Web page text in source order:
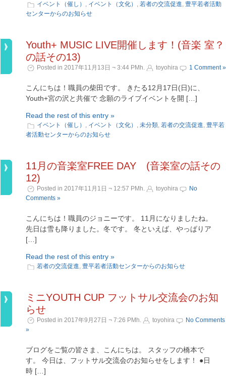
イベント（催し） , イベント（文化） , 若者の交流促進, 豊平若者活動
センターからのお知らせ
Youth+ MUSIC LIVE開催します！(音楽 室？
の話その13)
Posted in 2017年11月13日 ¬ 3:44 PMh. toyohira 1 Comment »
こんにちは！職員の柴田です。 きたる12月17日(日)に、
Youth+宮の沢と共催で 念願のライブイベントを開 […]
Read the rest of this entry »
イベント（催し） , イベント（文化） , 未分類, 若者の交流促進, 豊平若
者活動センターからのお知らせ
11月の音楽室FREE DAY (音楽室の話その
12)
Posted in 2017年11月1日 ¬ 12:57 PMh. toyohira
No
Comments »
こんにちは！職員のジョニーです。 11月になりましたね。
先日は雪も降りました。冬です。 冬といえば、やっぱりア
[…]
Read the rest of this entry »
若者の交流促進, 豊平若者活動センターからのお知らせ
ミニYOUTH CUP フットサル交流会のお知
らせ
Posted in 2017年9月27日 ¬ 7:26 PMh. toyohira
No Comments
»
ブログをご覧の皆さま、こんにちは。 スタッフの橋本で
す。 今日は、フットサル交流会のお知らせをします！ ●日
時 […]